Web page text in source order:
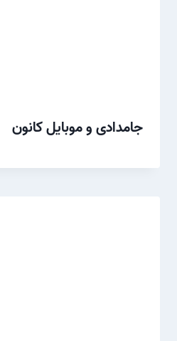
جامدادی و موبایل کانون